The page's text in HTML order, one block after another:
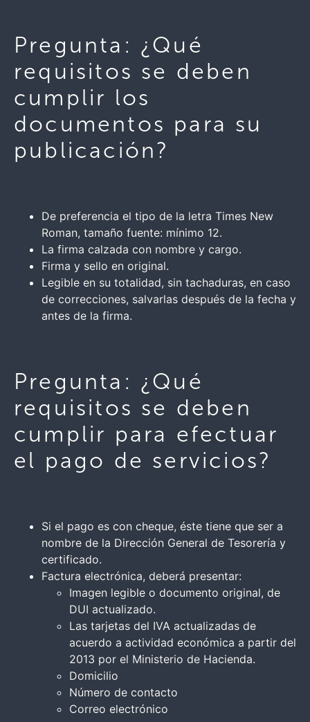
Pregunta: ¿Qué
requisitos se deben
cumplir los
documentos para su
publicación?
De preferencia el tipo de la letra Times New
Roman, tamaño fuente: mínimo 12.
La firma calzada con nombre y cargo.
Firma y sello en original.
Legible en su totalidad, sin tachaduras, en caso
de correcciones, salvarlas después de la fecha y
antes de la firma.
Pregunta: ¿Qué
requisitos se deben
cumplir para efectuar
el pago de servicios?
Si el pago es con cheque, éste tiene que ser a
nombre de la Dirección General de Tesorería y
certificado.
Factura electrónica, deberá presentar:
Imagen legible o documento original, de
DUI actualizado.
Las tarjetas del IVA actualizadas de
acuerdo a actividad económica a partir del
2013 por el Ministerio de Hacienda.
Domicilio
Número de contacto
Correo electrónico